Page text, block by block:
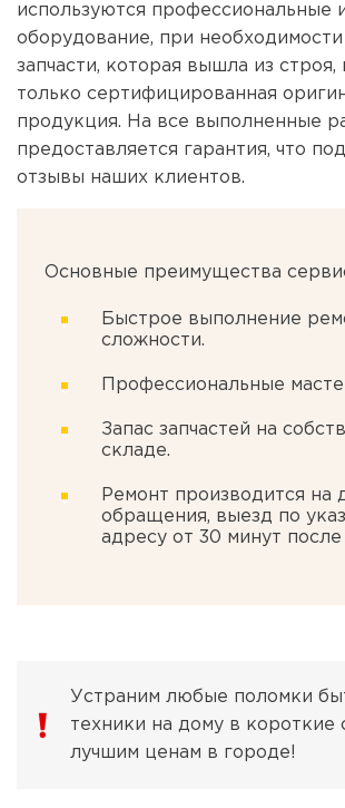
используются профессиональные
оборудование, при
запчасти, которая вышла из строя,
только сертифицированная
продукция. На все выполненные
предоставляется гарантия, что
отзывы наших клиентов.
Основные преимущества
Быстрое выполнение
сложности.
Профессиональные
Запас запчастей на
складе.
Ремонт производится на
обращения, выезд по
адресу от 30 минут после
Устраним любые поломки
техники на дому в короткие
лучшим ценам в городе!